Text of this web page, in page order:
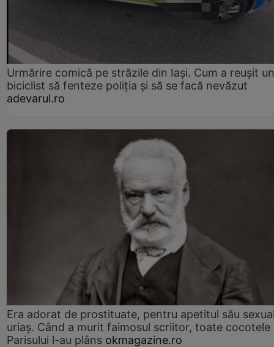
Urmărire comică pe străzile din Iași. Cum a reușit un
biciclist să fenteze poliția și să se facă nevăzut
adevarul.ro
Era adorat de prostituate, pentru apetitul său
uriaș. Când a murit faimosul scriitor, toate cocotele
Parisului l-au plâns okmagazine.ro